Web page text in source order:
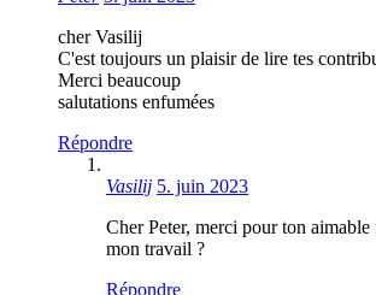
cher Vasilij
C'est toujours un plaisir de lire tes
Merci beaucoup
salutations enfumées
Répondre
Vasilij 5. juin 2023
Cher Peter, merci pour ton aimable
mon travail ?
Répondre